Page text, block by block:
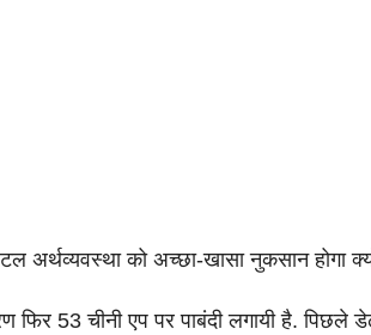
अर्थव्यवस्था को अच्छा-खासा नुकसान होगा
फिर 53 चीनी एप पर पाबंदी लगायी है.